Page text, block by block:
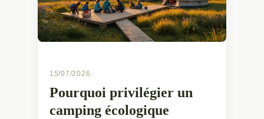
15/07/2026
Pourquoi privilégier un
camping écologique